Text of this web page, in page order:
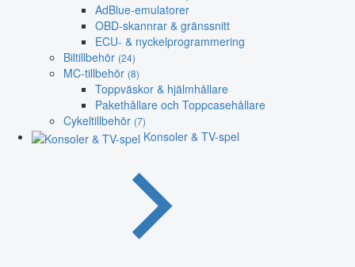
AdBlue-emulatorer
OBD-skannrar & gränssnitt
ECU- & nyckelprogrammering
Biltillbehör (24)
MC-tillbehör (8)
Toppväskor & hjälmhållare
Pakethållare och Toppcasehållare
Cykeltillbehör (7)
Konsoler & TV-spel